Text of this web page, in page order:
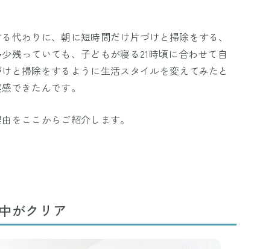
代わりに、朝に短時間だけ片づけと掃除をする、
残っていても、子どもが寝る21時頃に合わせて自
と掃除をするように生活スタイルを変えてみたと
できたんです。
をここからご紹介します。
がクリア